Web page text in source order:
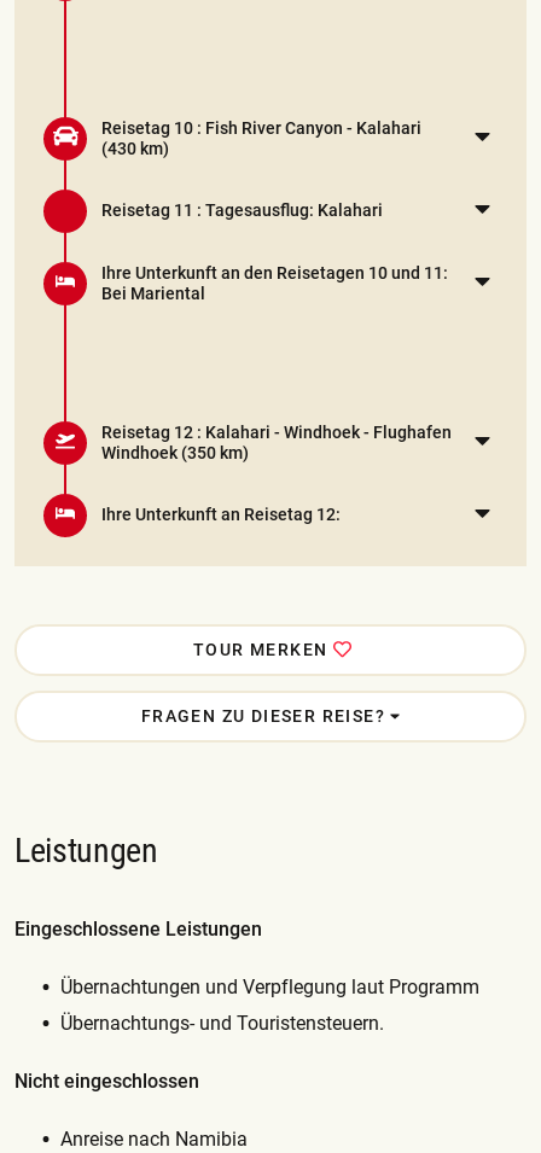
Reisetag 10 : Fish River Canyon - Kalahari
(430 km)
Reisetag 11 : Tagesausflug: Kalahari
Ihre Unterkunft an den Reisetagen 10 und 11:
Bei Mariental
Reisetag 12 : Kalahari - Windhoek - Flughafen
Windhoek (350 km)
Ihre Unterkunft an Reisetag 12:
TOUR MERKEN
FRAGEN ZU DIESER REISE?
Leistungen
Eingeschlossene Leistungen
Übernachtungen und Verpflegung laut Programm
Übernachtungs- und Touristensteuern.
Nicht eingeschlossen
Anreise nach Namibia